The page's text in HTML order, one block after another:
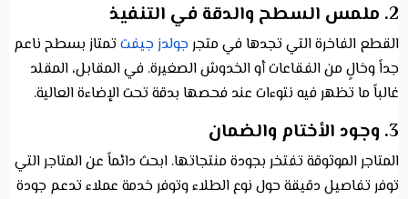
2. ملمس السطح والدقة في التنفيذ
القطع الفاخرة التي تجدها في متجرجولدز جيفت تمتاز بسطح ناعم
جداً وخالٍ من الفقاعات أو الخدوش الصغيرة. في المقابل، المقلد
غالباً ما تظهر فيه نتوءات عند فحصها بدقة تحت الإضاءة العالية.
3. وجود الأختام والضمان
المتاجر الموثوقة تفتخر بجودة منتجاتها. ابحث دائماً عن المتاجر التي
توفر تفاصيل دقيقة حول نوع الطلاء وتوفر خدمة عملاء تدعم جودة